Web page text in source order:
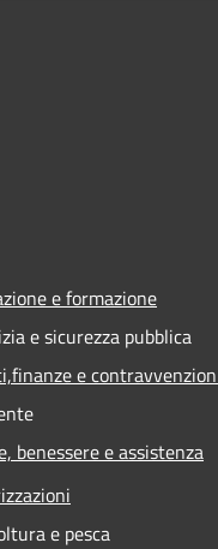
e formazione
e sicurezza pubblica
e
benessere e assistenza
e pesca